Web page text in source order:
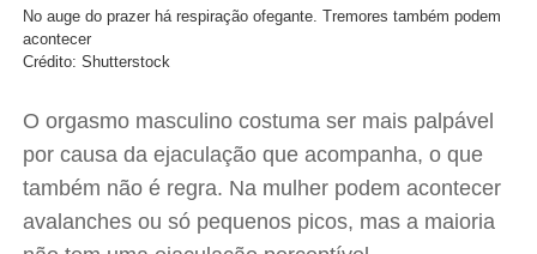
No auge do prazer há respiração ofegante. Tremores também podem
acontecer
Crédito: Shutterstock
O orgasmo masculino costuma ser mais palpável
por causa da ejaculação que acompanha, o que
também não é regra. Na mulher podem acontecer
avalanches ou só pequenos picos, mas a maioria